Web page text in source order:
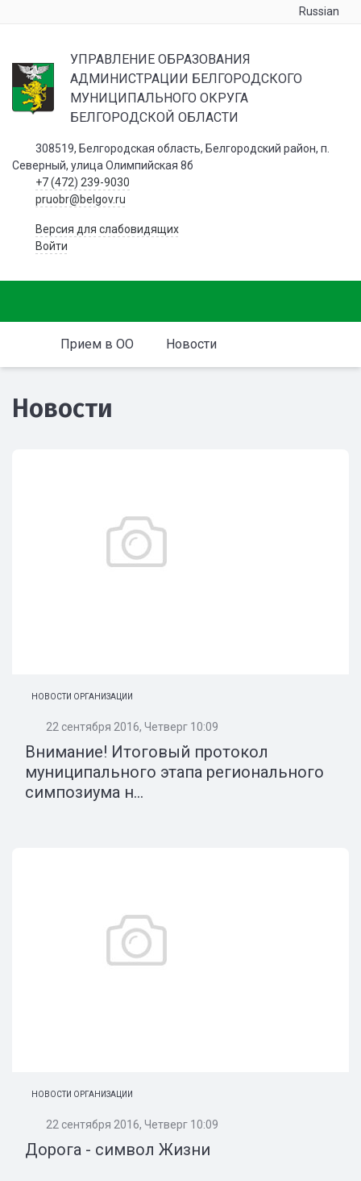
Russian
УПРАВЛЕНИЕ ОБРАЗОВАНИЯ
АДМИНИСТРАЦИИ БЕЛГОРОДСКОГО
МУНИЦИПАЛЬНОГО ОКРУГА
БЕЛГОРОДСКОЙ ОБЛАСТИ
308519, Белгородская область, Белгородский район, п.
Северный, улица Олимпийская 8б
+7 (472) 239-9030
pruobr@belgov.ru
Версия для слабовидящих
Войти
Прием в ОО Новости
Новости
НОВОСТИ ОРГАНИЗАЦИИ
22 сентября 2016, Четверг 10:09
Внимание! Итоговый протокол
муниципального этапа регионального
симпозиума н...
НОВОСТИ ОРГАНИЗАЦИИ
22 сентября 2016, Четверг 10:09
Дорога - символ Жизни